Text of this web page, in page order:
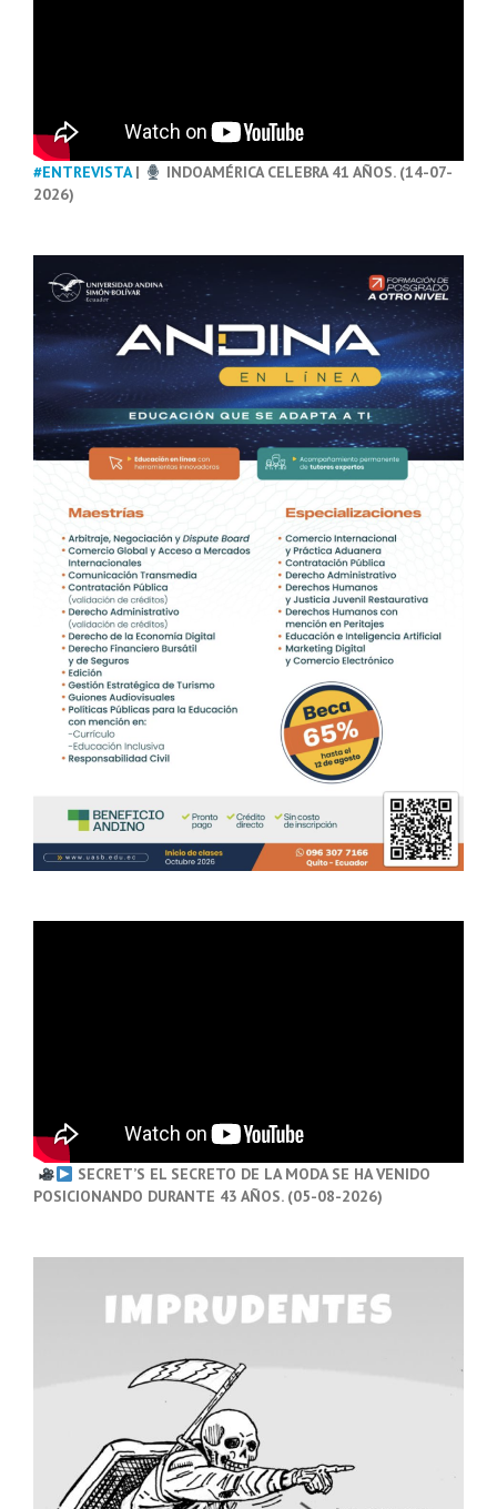
#ENTREVISTA|
INDOAMÉRICA CELEBRA 41 AÑOS. (14-07-
2026)
SECRET’S EL SECRETO DE LA MODA SE HA VENIDO
POSICIONANDO DURANTE 43 AÑOS. (05-08-2026)